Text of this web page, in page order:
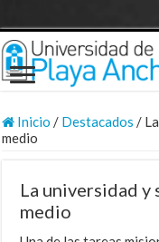
Inicio / Destacados /
medio
La universidad y
medio